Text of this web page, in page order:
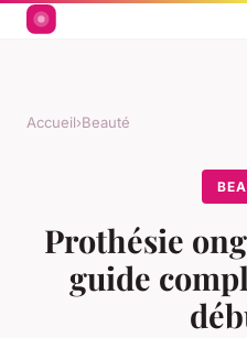
Accueil›Beauté
Prothésie
guide